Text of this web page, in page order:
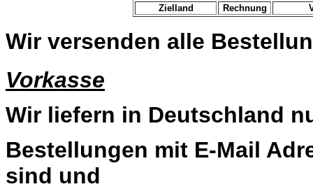
Zielland Rechnung
Wir versenden alle
Vorkasse
Wir liefern in Deutschland
Bestellungen mit E-Mail
sind und